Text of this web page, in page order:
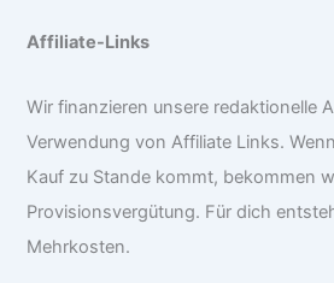
Affiliate-Links
Wir finanzieren unsere redaktionelle
Verwendung von Affiliate Links.
Kauf zu Stande kommt, bekommen
Provisionsvergütung. Für dich
Mehrkosten.